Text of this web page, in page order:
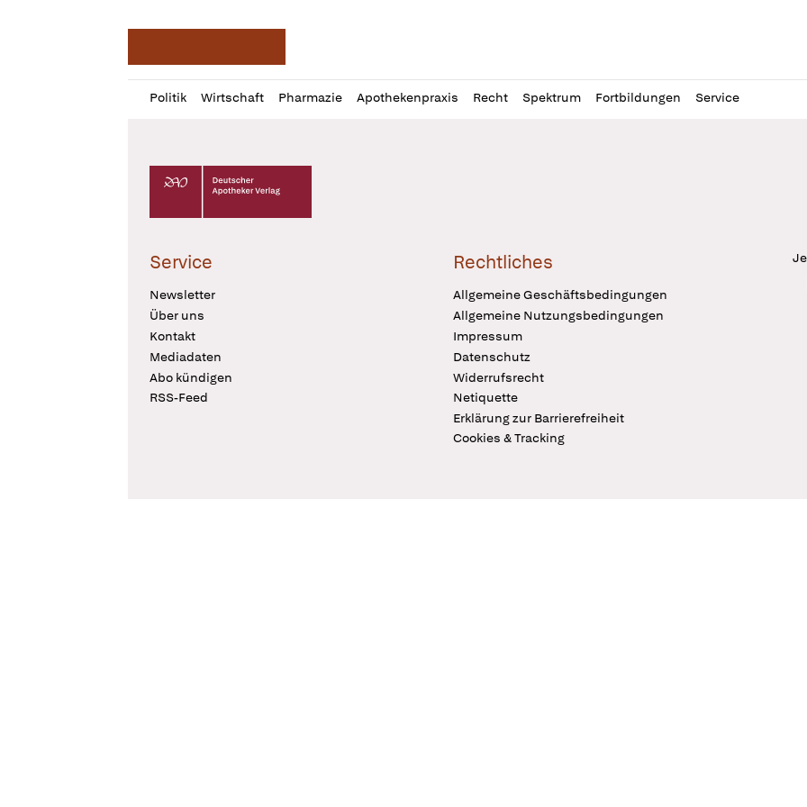
Politik Wirtschaft Pharmazie Apothekenpraxis Recht Spektrum Fortbildungen Service
Profil
öffnen
Daz
Pur
Deutscher Apotheker Verlag Logo
Service
Newsletter
Über uns
Kontakt
Mediadaten
Abo kündigen
RSS-Feed
Rechtliches
Allgemeine Geschäftsbedingungen
Allgemeine Nutzungsbedingungen
Impressum
Datenschutz
Widerrufsrecht
Netiquette
Erklärung zur Barrierefreiheit
Cookies & Tracking